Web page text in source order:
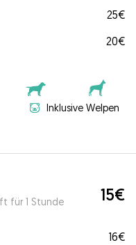
25€
20€
Inklusive Welpen
für 1 Stunde 15€
16€